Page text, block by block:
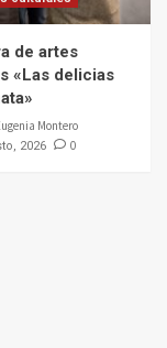
de artes
«Las delicias
Montero
2026 0